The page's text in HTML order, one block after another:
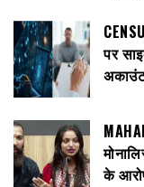
पर
के